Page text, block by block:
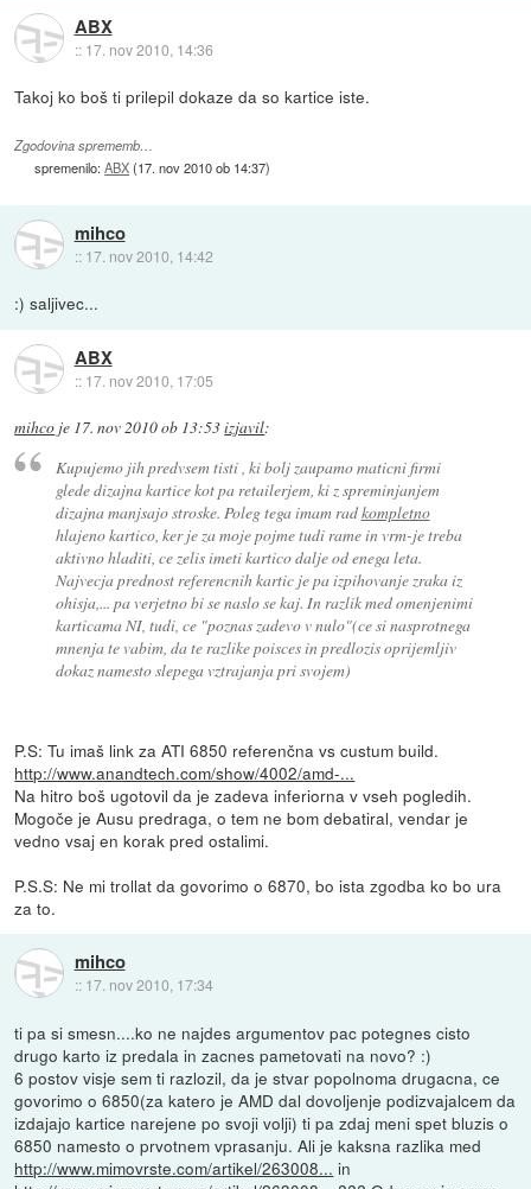
ABX
:: 17. nov 2010, 14:36
Takoj ko boš ti prilepil dokaze da so kartice iste.
Zgodovina sprememb…
spremenilo:ABX(17. nov 2010 ob 14:37)
mihco
:: 17. nov 2010, 14:42
:) saljivec...
ABX
:: 17. nov 2010, 17:05
mihco je 17. nov 2010 ob 13:53izjavil:
Kupujemo jih predvsem tisti , ki bolj zaupamo maticni firmi
glede dizajna kartice kot pa retailerjem, ki z spreminjanjem
dizajna manjsajo stroske. Poleg tega imam radkompletno
hlajeno kartico, ker je za moje pojme tudi rame in vrm-je treba
aktivno hladiti, ce zelis imeti kartico dalje od enega leta.
Najvecja prednost referencnih kartic je pa izpihovanje zraka iz
ohisja,... pa verjetno bi se naslo se kaj. In razlik med omenjenimi
karticama NI, tudi, ce "poznas zadevo v nulo"(ce si nasprotnega
mnenja te vabim, da te razlike poisces in predlozis oprijemljiv
dokaz namesto slepega vztrajanja pri svojem)
P.S: Tu imaš link za ATI 6850 referenčna vs custum build.
http://www.anandtech.com/show/4002/amd-...
Na hitro boš ugotovil da je zadeva inferiorna v vseh pogledih.
Mogoče je Ausu predraga, o tem ne bom debatiral, vendar je
vedno vsaj en korak pred ostalimi.
P.S.S: Ne mi trollat da govorimo o 6870, bo ista zgodba ko bo ura
za to.
mihco
:: 17. nov 2010, 17:34
ti pa si smesn....ko ne najdes argumentov pac potegnes cisto
drugo karto iz predala in zacnes pametovati na novo? :)
6 postov visje sem ti razlozil, da je stvar popolnoma drugacna, ce
govorimo o 6850(za katero je AMD dal dovoljenje podizvajalcem da
izdajajo kartice narejene po svoji volji) ti pa zdaj meni spet bluzis o
6850 namesto o prvotnem vprasanju. Ali je kaksna razlika med
http://www.mimovrste.com/artikel/263008... in